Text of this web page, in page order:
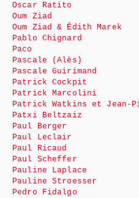
Oscar Ratito
Oum Ziad
Oum Ziad & Édith Marek
Pablo Chignard
Paco
Pascale (Alès)
Pascale Guirimand
Patrick Cockpit
Patrick Marcolini
Patrick Watkins et Jean-
Patxi Beltzaiz
Paul Berger
Paul Leclair
Paul Ricaud
Paul Scheffer
Pauline Laplace
Pauline Stroesser
Pedro Fidalgo